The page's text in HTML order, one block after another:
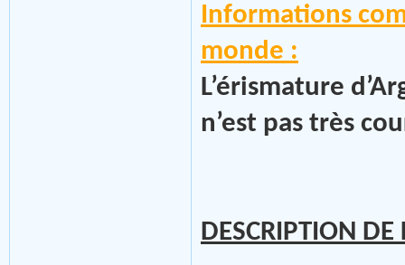
Informations
monde :
L’érismature
n’est pas très
DESCRIPTION DE